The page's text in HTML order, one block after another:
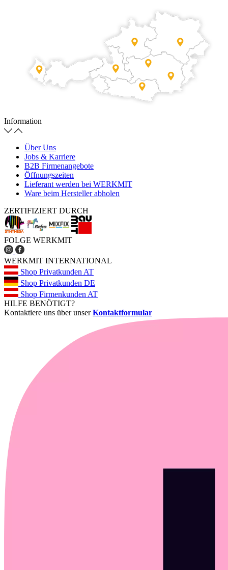
Information
Über Uns
Jobs & Karriere
B2B Firmenangebote
Öffnungszeiten
Lieferant werden bei WERKMIT
Ware beim Hersteller abholen
ZERTIFIZIERT DURCH
FOLGE WERKMIT
WERKMIT INTERNATIONAL
Shop Privatkunden AT
Shop Privatkunden DE
Shop Firmenkunden AT
HILFE BENÖTIGT?
Kontaktiere uns über unserKontaktformular